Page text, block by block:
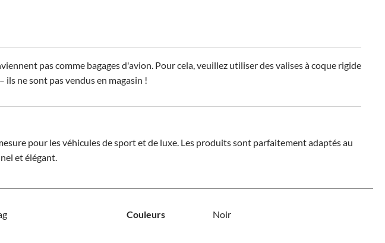
pas comme bagages d'avion. Pour cela, veuillez utiliser des valises à coque rigide
ne sont pas vendus en magasin !
pour les véhicules de sport et de luxe. Les produits sont parfaitement adaptés au
et élégant.
Couleurs Noir